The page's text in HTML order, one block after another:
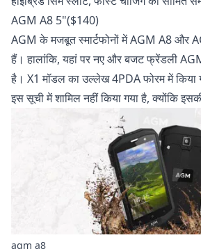
AGM A8 5"($140)
AGM के मजबूत स्मार्टफोनों में AGM A8 और
हैं। हालांकि, यहां पर नए और बजट फ्रेंडली
है। X1 मॉडल का उल्लेख4PDA फोरममें किया
इस सूची में शामिल नहीं किया गया है, क्योंकि
agm a8